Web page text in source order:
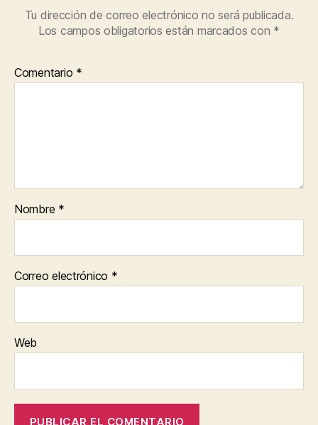
Tu dirección de correo electrónico no será publicada.
Los campos obligatorios están marcados con *
Comentario *
Nombre *
Correo electrónico *
Web